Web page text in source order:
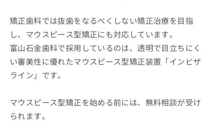
矯正歯科では抜歯をなるべくしない矯正治療を目指
し、マウスピース型矯正にも対応しています。
富山石金歯科で採用しているのは、透明で目立ちにく
い審美性に優れたマウスピース型矯正装置「インビザ
ライン」です。
マウスピース型矯正を始める前には、無料相談が受け
られます。